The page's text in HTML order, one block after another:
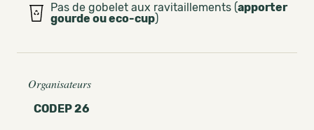
Pas de gobelet aux ravitaillements (apporter
gourde ou eco-cup)
Organisateurs
CODEP 26